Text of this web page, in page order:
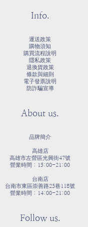
Info.
運送政策
購物須知
購買流程說明
隱私政策
退換貨政策
條款與細則
電子發票說明
防詐騙宣導
About us.
品牌簡介
高雄店
高雄市左營區光興街47號
營業時間：15:00-21:00
台南店
台南市東區崇善路25巷118號
營業時間：14:00-21:00
Follow us.